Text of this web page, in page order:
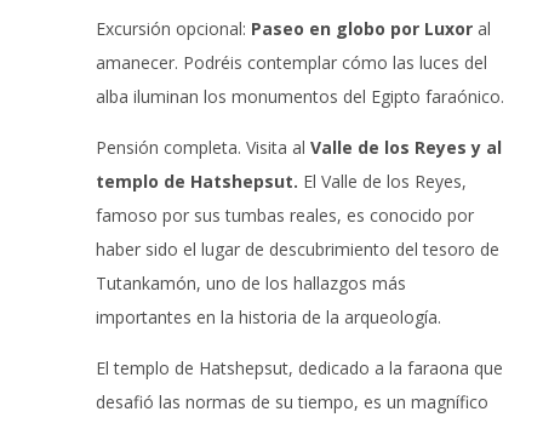
Excursión opcional: Paseo en globo por Luxoral
amanecer. Podréis contemplar cómo las luces del
alba iluminan los monumentos del Egipto faraónico.
Pensión completa. Visita al Valle de los Reyes y al
templo de Hatshepsut. El Valle de los Reyes,
famoso por sus tumbas reales, es conocido por
haber sido el lugar de descubrimiento del tesoro de
Tutankamón, uno de los hallazgos más
importantes en la historia de la arqueología.
El templo de Hatshepsut, dedicado a la faraona que
desafió las normas de su tiempo, es un magnífico